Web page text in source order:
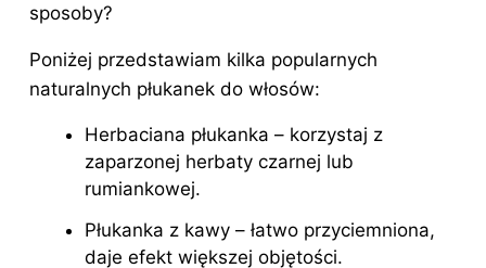
sposoby?
Poniżej przedstawiam kilka popularnych
naturalnych płukanek do włosów:
Herbaciana płukanka – korzystaj z
zaparzonej herbaty czarnej lub
rumiankowej.
Płukanka z kawy – łatwo przyciemniona,
daje efekt większej objętości.